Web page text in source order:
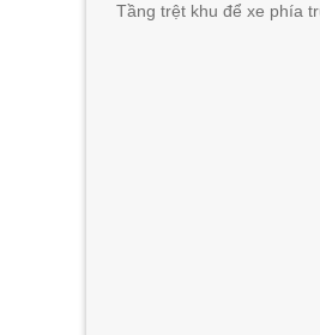
Tầng trệt khu để xe phía